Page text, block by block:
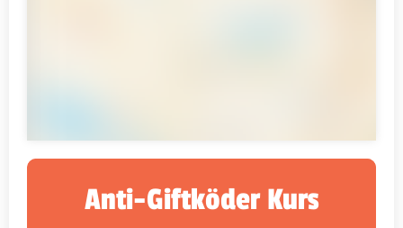
Anti-Giftköder Kurs